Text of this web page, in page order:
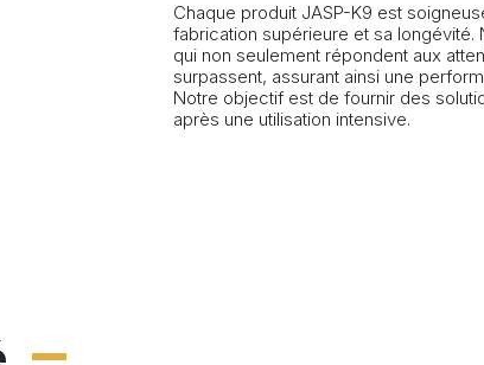
Chaque produit JASP-K9 est
fabrication supérieure et sa
qui non seulement répondent aux
surpassent, assurant ainsi une
Notre objectif est de fournir des
après une utilisation intensive.